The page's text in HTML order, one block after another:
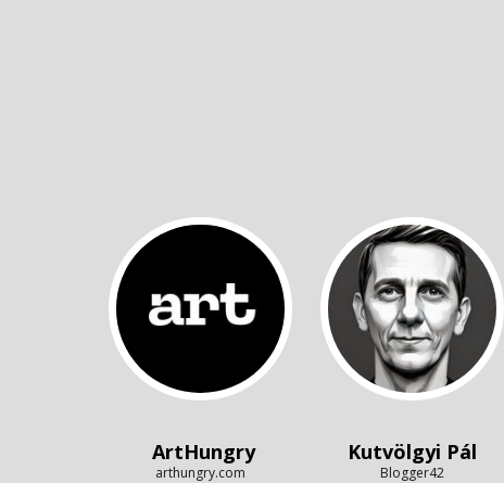
ArtHungry
arthungry.com
Kutvölgyi Pál
Blogger42